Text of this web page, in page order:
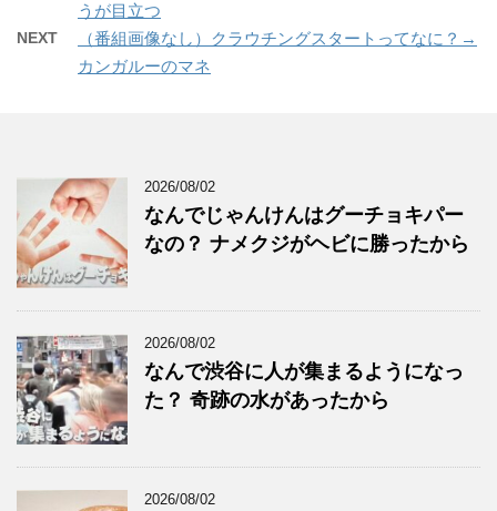
うが目立つ
NEXT
（番組画像なし）クラウチングスタートってなに？→
カンガルーのマネ
2026/08/02
なんでじゃんけんはグーチョキパー
なの？ ナメクジがヘビに勝ったから
2026/08/02
なんで渋谷に人が集まるようになっ
た？ 奇跡の水があったから
2026/08/02